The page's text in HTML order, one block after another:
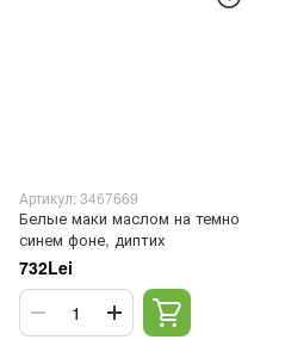
Артикул: 3467669
Белые маки маслом на темно
синем фоне, диптих
732Lei